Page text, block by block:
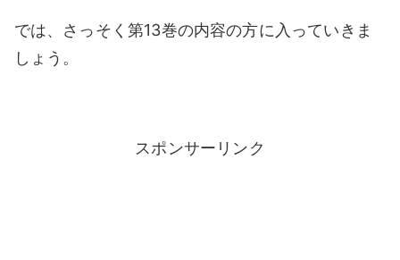
では、さっそく第13巻の内容の方に入っていきま
しょう。
スポンサーリンク